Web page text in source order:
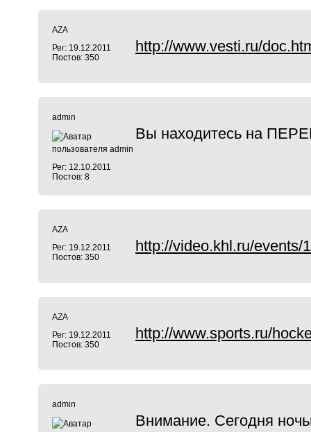
AZA
Рег: 19.12.2011
Постов: 350
http://www.vesti.ru/
admin
Рег: 12.10.2011
Постов: 8
Вы находитесь на
AZA
Рег: 19.12.2011
Постов: 350
http://video.khl.ru/events/
AZA
Рег: 19.12.2011
Постов: 350
http://www.sports.ru/
admin
Внимание. Сегодня